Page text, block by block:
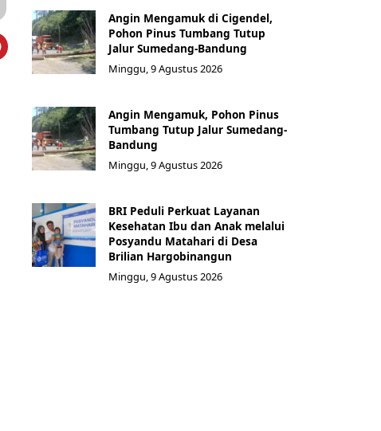
Angin Mengamuk di Cigendel,
Pohon Pinus Tumbang Tutup
Jalur Sumedang-Bandung
Minggu, 9 Agustus 2026
Angin Mengamuk, Pohon Pinus
Tumbang Tutup Jalur Sumedang-
Bandung
Minggu, 9 Agustus 2026
BRI Peduli Perkuat Layanan
Kesehatan Ibu dan Anak melalui
Posyandu Matahari di Desa
Brilian Hargobinangun
Minggu, 9 Agustus 2026